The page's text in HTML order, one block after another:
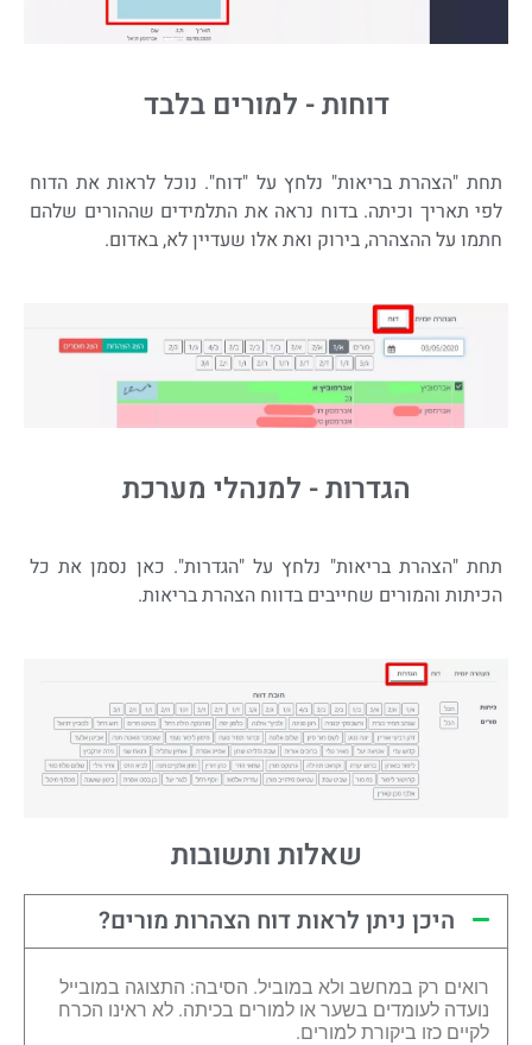
דוחות - למורים בלבד
תחת "הצהרת בריאות" נלחץ על "דוח". נוכל לראות את הדוח
לפי תאריך וכיתה. בדוח נראה את התלמידים שההורים שלהם
חתמו על ההצהרה, בירוק ואת אלו שעדיין לא, באדום.
הגדרות - למנהלי מערכת
תחת "הצהרת בריאות" נלחץ על "הגדרות". כאן נסמן את כל
הכיתות והמורים שחייבים בדווח הצהרת בריאות.
שאלות ותשובות
היכן ניתן לראות דוח הצהרות מורים?
רואים רק במחשב ולא במוביל. הסיבה: התצוגה במובייל
נועדה לעומדים בשער או למורים בכיתה. לא ראינו הכרח
לקיים כזו ביקורת למורים.